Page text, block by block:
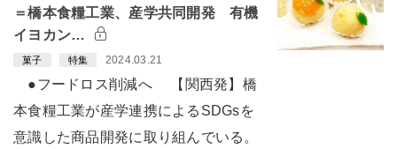
＝橋本食糧工業、産学共同開発 有機
イヨカン…
菓子 特集 2024.03.21
●フードロス削減へ 【関西発】橋
本食糧工業が産学連携によるSDGsを
意識した商品開発に取り組んでいる。